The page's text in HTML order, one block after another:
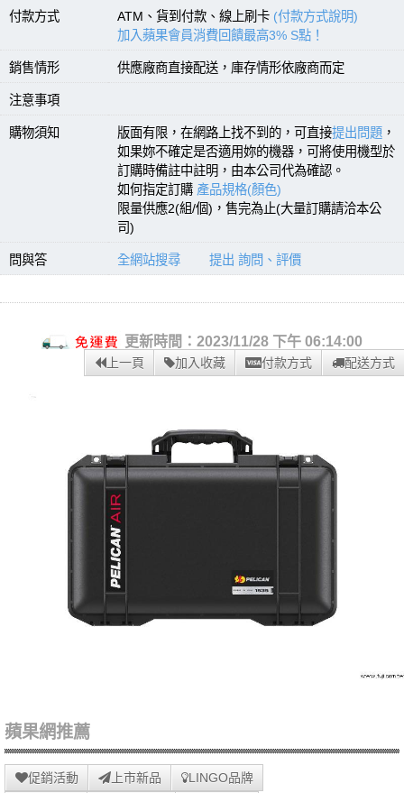
付款方式 ATM、貨到付款、線上刷卡 (付款方式說明)
加入蘋果會員消費回饋最高3% S點！
銷售情形 供應廠商直接配送，庫存情形依廠商而定
注意事項
購物須知 版面有限，在網路上找不到的，可直接提出問題 ，
如果妳不確定是否適用妳的機器，可將使用機型於
訂購時備註中註明，由本公司代為確認。
如何指定訂購 產品規格(顏色)
限量供應2(組/個)，售完為止(大量訂購請洽本公
司)
問與答 全網站搜尋 提出 詢問、評價
更新時間：2023/11/28 下午 06:14:00
上一頁 加入收藏 付款方式 配送方式
蘋果網推薦
促銷活動 上市新品 LINGO品牌